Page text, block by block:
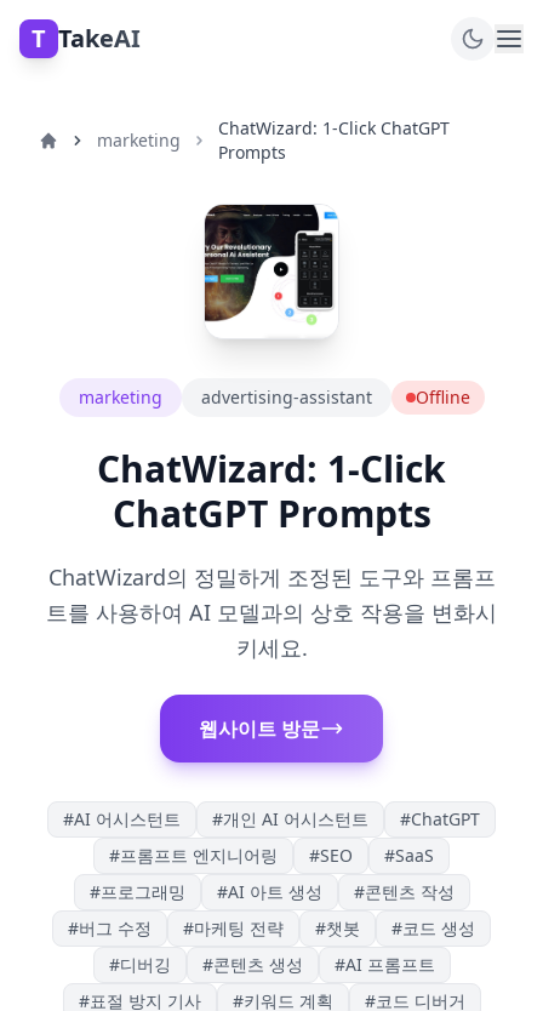
T TakeAI
marketing
ChatWizard: 1-Click ChatGPT
Prompts
marketing advertising-assistant Offline
ChatWizard: 1-Click
ChatGPT Prompts
ChatWizard의 정밀하게 조정된 도구와 프롬프
트를 사용하여 AI 모델과의 상호 작용을 변화시
키세요.
웹사이트 방문
#AI 어시스턴트 #개인 AI 어시스턴트 #ChatGPT
#프롬프트 엔지니어링 #SEO #SaaS
#프로그래밍 #AI 아트 생성 #콘텐츠 작성
#버그 수정 #마케팅 전략 #챗봇 #코드 생성
#디버깅 #콘텐츠 생성 #AI 프롬프트
#표절 방지 기사 #키워드 계획 #코드 디버거